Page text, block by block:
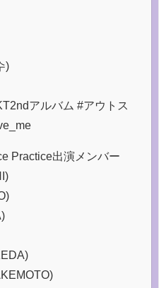
)
アルバム #アウトス
Practice出演メンバー